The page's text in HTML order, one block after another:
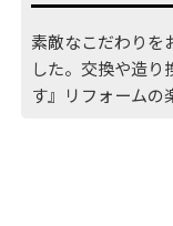
素敵なこだわりを
した。交換や造り
す』リフォームの